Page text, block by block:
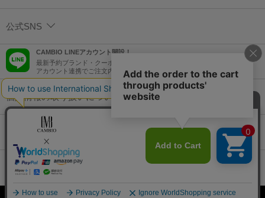
公式SNS
CAMBIO LINEアカウント開設！
最新予約ブランド・クーポン情報などを配信！
アカウント連携でご注文内容をLINEでも確認可能！
個人情報の取り扱いについて
特定商取引法に基づく表示
コーポレートサイト